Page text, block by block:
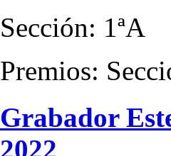
Sección: 1ªA
Premios:
Grabador
2022